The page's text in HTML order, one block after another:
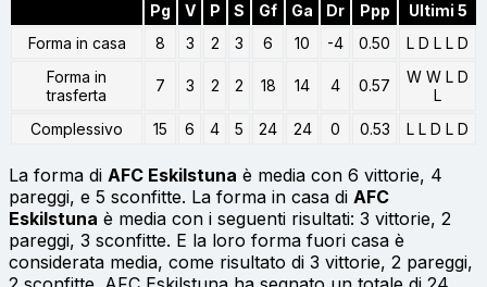
Pg V P S Gf Ga Dr Ppp
Ultimi 5
Forma in casa
8 3 2 3 6 10 -4 0.50
L D L L D
Forma in
trasferta
7 3 2 2 18 14 4 0.57
W W L D
L
Complessivo
15 6 4 5 24 24 0 0.53 L L D L D
La forma di AFC Eskilstuna è media con 6 vittorie, 4
pareggi, e 5 sconfitte. La forma in casa di AFC
Eskilstuna è media con i seguenti risultati: 3 vittorie, 2
pareggi, 3 sconfitte. E la loro forma fuori casa è
considerata media, come risultato di 3 vittorie, 2 pareggi,